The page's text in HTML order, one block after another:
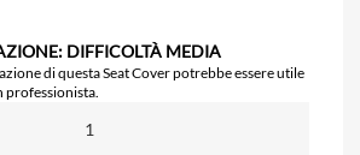
DIFFICOLTÀ MEDIA
di questa Seat Cover potrebbe essere utile
professionista.